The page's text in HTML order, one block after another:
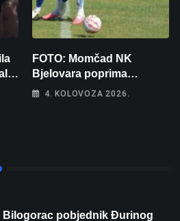
FOTO: Momčad NK
Bjelovara poprima
jesenski izgled
4. KOLOVOZA 2026.
Bilogorac pobjednik Đurinog